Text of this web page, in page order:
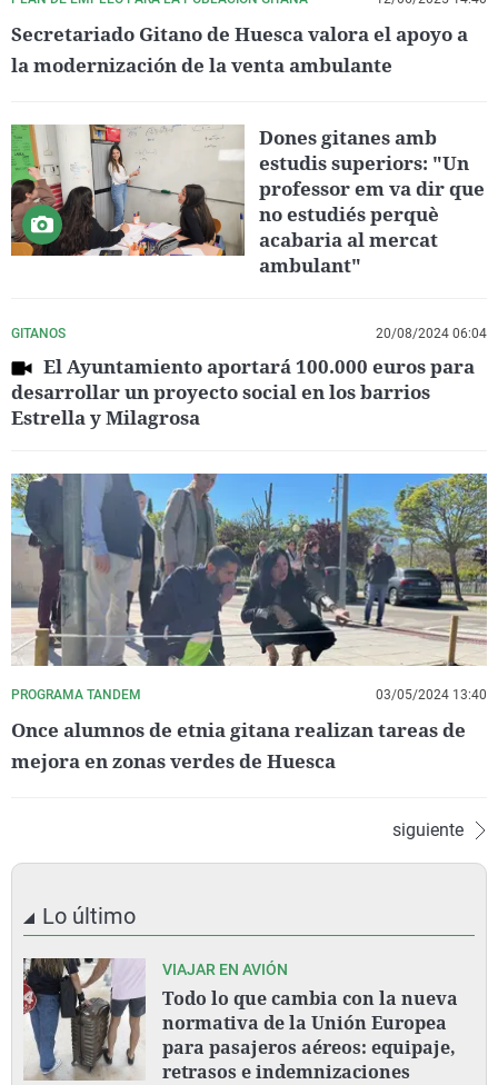
Secretariado Gitano de Huesca valora el apoyo a
la modernización de la venta ambulante
Dones gitanes amb
estudis superiors: "Un
professor em va dir que
no estudiés perquè
acabaria al mercat
ambulant"
GITANOS 20/08/2024 06:04
El Ayuntamiento aportará 100.000 euros para
desarrollar un proyecto social en los barrios
Estrella y Milagrosa
PROGRAMA TANDEM 03/05/2024 13:40
Once alumnos de etnia gitana realizan tareas de
mejora en zonas verdes de Huesca
siguiente
Lo último
VIAJAR EN AVIÓN
Todo lo que cambia con la nueva
normativa de la Unión Europea
para pasajeros aéreos: equipaje,
retrasos e indemnizaciones